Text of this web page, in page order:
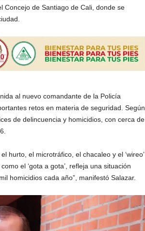
Concejo de Santiago de Cali, donde se
al nuevo comandante de la Policía
retos en materia de seguridad. Según
de delincuencia y homicidios, con cerca de
hurto, el microtráfico, el chacaleo y el ‘wireo’
el ‘gota a gota’, refleja una situación
homicidios cada año”, manifestó Salazar.